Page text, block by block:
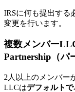
IRSに何も提出する
変更を行います。
複数メンバー
Partnership（パ
2人以上のメンバー
LLCはデフォルトで